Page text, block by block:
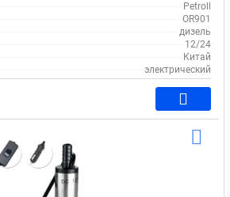
Petroll
OR901
дизель
12/24
Китай
электрический